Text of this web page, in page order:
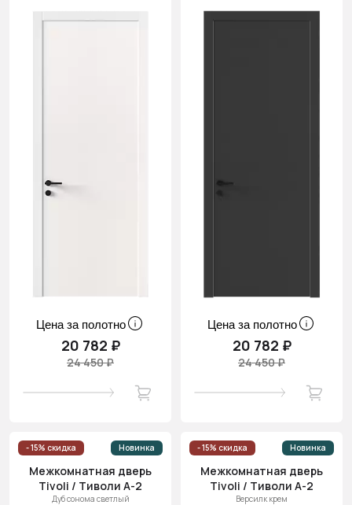
Цена за полотно
20 782 ₽
24 450 ₽
Цена за полотно
20 782 ₽
24 450 ₽
- 15% скидка Новинка
Межкомнатная дверь
Tivoli / Тиволи А-2
Дуб сонома светлый
- 15% скидка Новинка
Межкомнатная дверь
Tivoli / Тиволи А-2
Версилк крем